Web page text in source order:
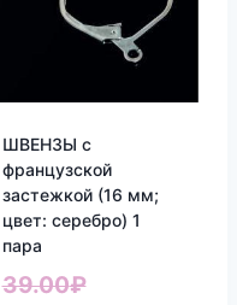
ШВЕНЗЫ с
французской
застежкой (16 мм;
цвет: серебро) 1
пара
39.00₽